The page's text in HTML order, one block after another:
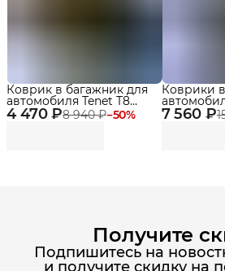
4 470 ₽8 940 ₽−50%
Коврик в багажник для
автомобиля Tenet T8
(2018-2022) 7 560 ₽
Коврики
(2024-
Получите
Подпишитесь на
и получите скидку на